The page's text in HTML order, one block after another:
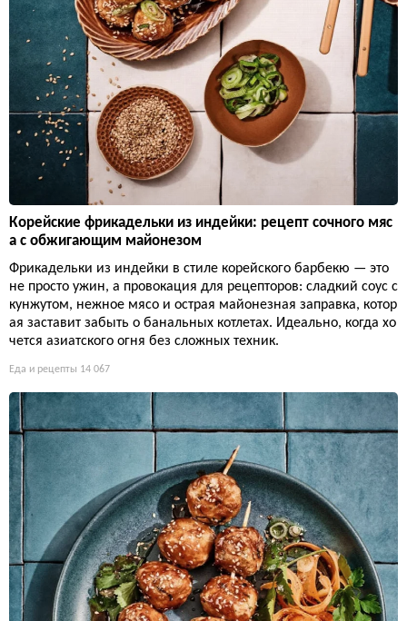
Корейские фрикадельки из индейки: рецепт сочного мяс
а с обжигающим майонезом
Фрикадельки из индейки в стиле корейского барбекю — это
не просто ужин, а провокация для рецепторов: сладкий соус с
кунжутом, нежное мясо и острая майонезная заправка, котор
ая заставит забыть о банальных котлетах. Идеально, когда хо
чется азиатского огня без сложных техник.
Еда и рецепты 14 067